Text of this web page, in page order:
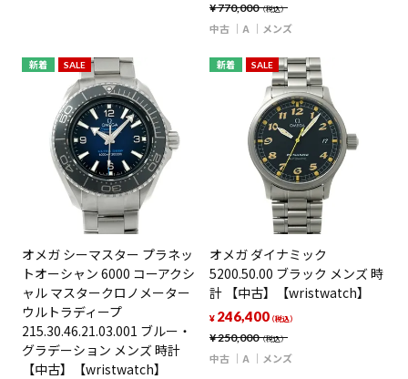
¥770,000（税込）
中古 A メンズ
新着 SALE
オメガ シーマスター プラネッ
トオーシャン 6000 コーアクシ
ャル マスタークロノメーター
ウルトラディープ
215.30.46.21.03.001 ブルー・
グラデーション メンズ 時計
【中古】【wristwatch】
新着 SALE
オメガ ダイナミック
5200.50.00 ブラック メンズ 時
計 【中古】【wristwatch】
¥250,000（税込）
¥ 246,400（税込）
中古 A メンズ